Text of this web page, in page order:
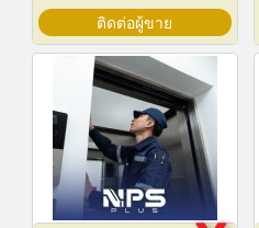
ติดต่อผู้ขาย